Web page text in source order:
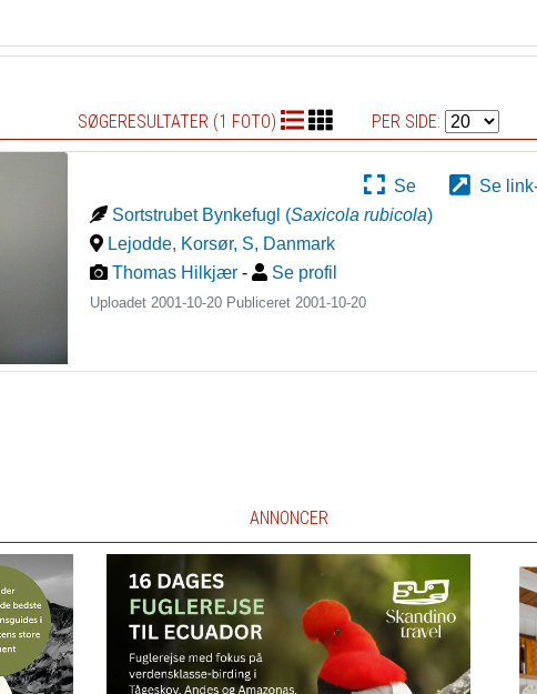
SØGERESULTATER (1 FOTO) PER SIDE:
Se
Se
Sortstrubet Bynkefugl (Saxicola rubicola)
Lejodde, Korsør, S, Danmark
Thomas Hilkjær - Se profil
Uploadet 2001-10-20 Publiceret2001-10-20
ANNONCER